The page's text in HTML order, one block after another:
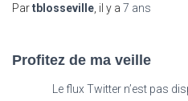
Partblosseville , il y a 7 ans
Profitez de ma veille
Le flux Twitter n’est pas